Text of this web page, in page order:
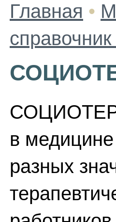
Главная •
в
разных